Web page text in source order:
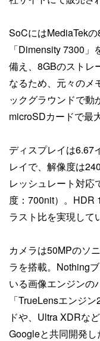
SoCにはMediaTek
「Dimensity 7300
備え、8GBのストレ
なるため、元々のメ
ックグラウンドで動
microSDカードで最
ディスプレイは6.67
レイで、解像度は
レッシュレート対応
度：700nit）。HDR
ラスト比を実現して
カメラは50MPのソ
ラを搭載。Nothing
いる画像エンジンの
「TrueLensエンジ
ドや、Ultra XDRな
Googleと共同開発